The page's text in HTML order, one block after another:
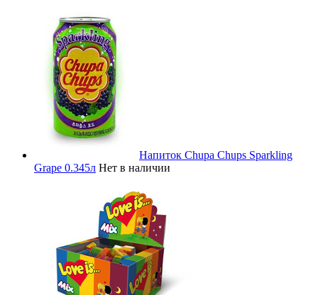
Напиток Chupa Chups Sparkling
Grape 0.345л Нет в наличии